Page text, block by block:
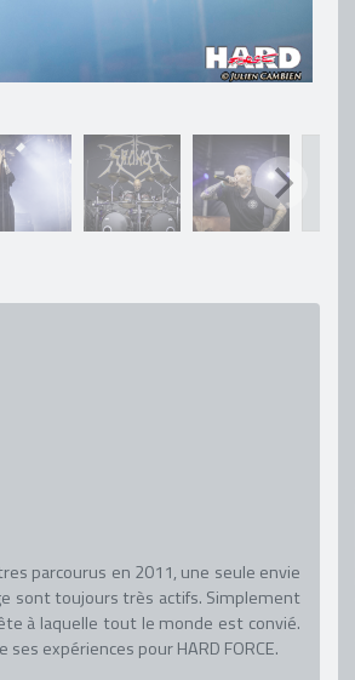
parcourus en 2011, une seule envie
sont toujours très actifs. Simplement
à laquelle tout le monde est convié.
expériences pour HARD FORCE.